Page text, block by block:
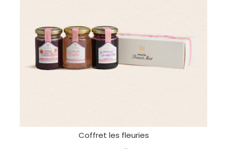
Coffret les fleuries